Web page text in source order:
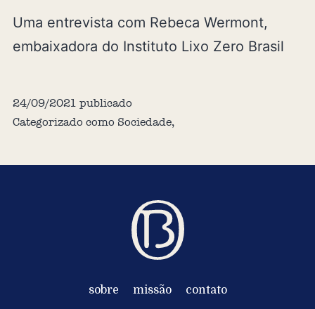
Uma entrevista com Rebeca Wermont,
embaixadora do Instituto Lixo Zero Brasil
24/09/2021 publicado
Categorizado como Sociedade,
sobre missão contato